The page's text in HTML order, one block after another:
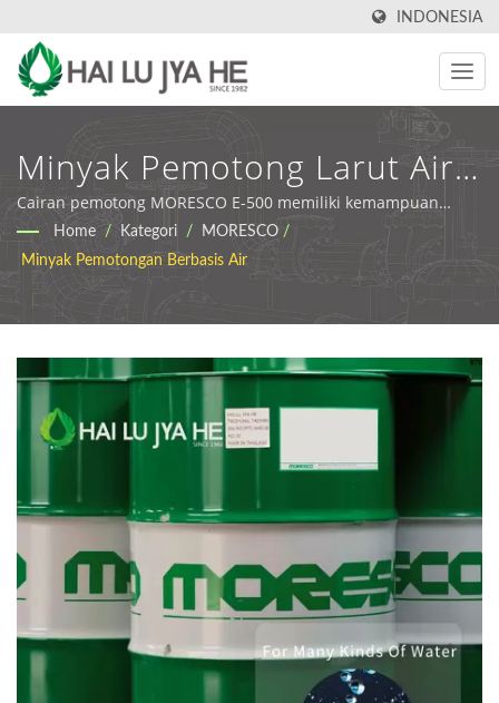
INDONESIA
Minyak Pemotong Larut Air
MORESCO E-500 | Fluida
Pekerjaan Logam Premium &
Solusi Air Limbah | HLJH
Cairan pemotong MORESCO E-500 memiliki kemampuan
pelumasan, pendinginan, dan pencucian yang sangat baik. |
Pelumas Industri Ramah Lingkungan & Minyak Pemotongan |
HLJH
Home / Kategori / MORESCO /
Minyak Pemotongan Berbasis Air